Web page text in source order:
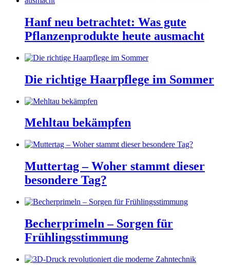
Hanf neu betrachtet: Was gute
Pflanzenprodukte heute ausmacht
Die richtige Haarpflege im Sommer
Mehltau bekämpfen
Muttertag – Woher stammt dieser
besondere Tag?
Becherprimeln – Sorgen für
Frühlingsstimmung